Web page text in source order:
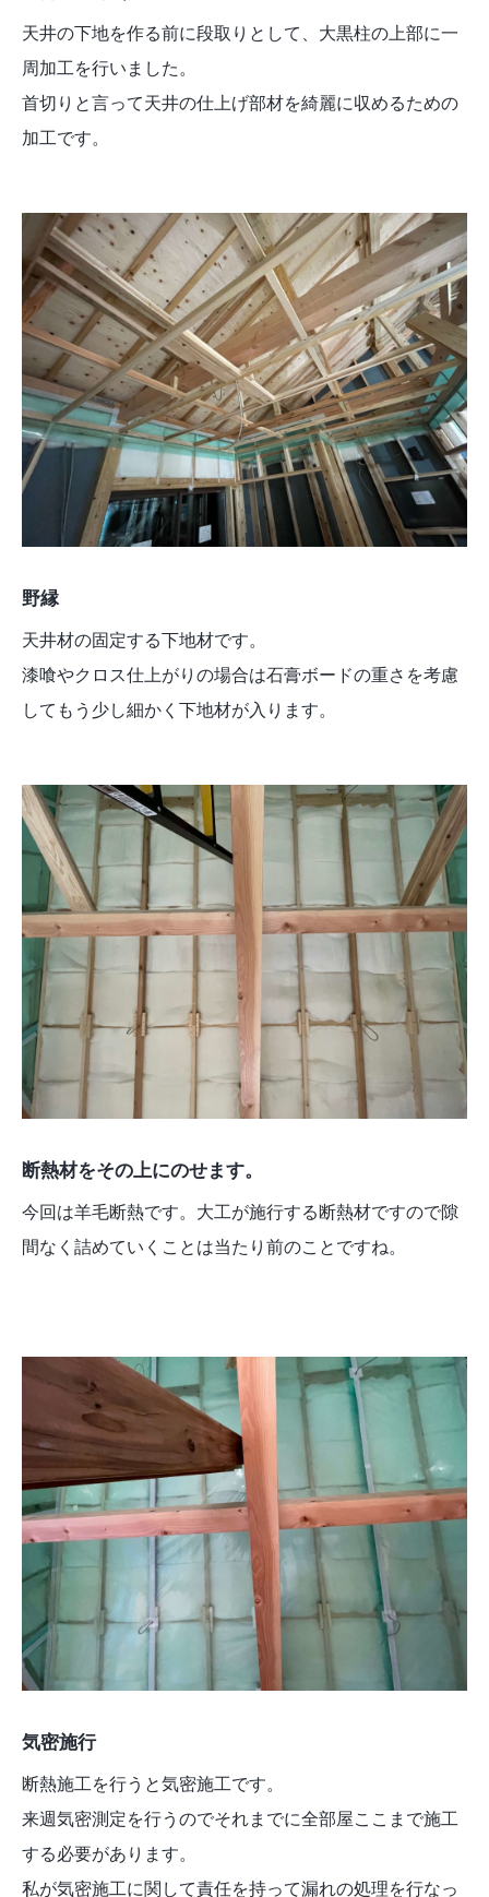
天井の下地を作る前に段取りとして、大黒柱の上部に一
周加工を行いました。
首切りと言って天井の仕上げ部材を綺麗に収めるための
加工です。
野縁
天井材の固定する下地材です。
漆喰やクロス仕上がりの場合は石膏ボードの重さを考慮
してもう少し細かく下地材が入ります。
断熱材をその上にのせます。
今回は羊毛断熱です。大工が施行する断熱材ですので隙
間なく詰めていくことは当たり前のことですね。
気密施行
断熱施工を行うと気密施工です。
来週気密測定を行うのでそれまでに全部屋ここまで施工
する必要があります。
私が気密施工に関して責任を持って漏れの処理を行なっ